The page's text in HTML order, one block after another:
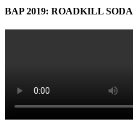
BAP 2019: ROADKILL SODA